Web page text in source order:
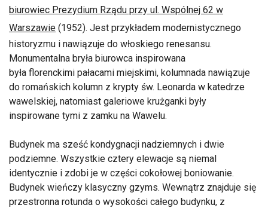
biurowiec Prezydium Rządu przy ul. Wspólnej 62 w
Warszawie (1952). Jest przykładem modernistycznego
historyzmu i nawiązuje do włoskiego renesansu.
Monumentalna bryła biurowca inspirowana
była florenckimi pałacami miejskimi, kolumnada nawiązuje
do romańskich kolumn z krypty św. Leonarda w katedrze
wawelskiej, natomiast galeriowe krużganki były
inspirowane tymi z zamku na Wawelu.
Budynek ma sześć kondygnacji nadziemnych i dwie
podziemne. Wszystkie cztery elewacje są niemal
identycznie i zdobi je w części cokołowej boniowanie.
Budynek wieńczy klasyczny gzyms. Wewnątrz znajduje się
przestronna rotunda o wysokości całego budynku, z